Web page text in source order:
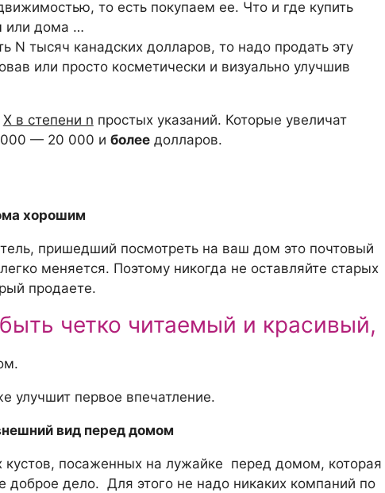
то есть покупаем ее. Что и где купить
или дома …
N тысяч канадских долларов, то надо продать эту
или просто косметически и визуально улучшив
Х в степени n простых указаний. Которые увеличат
000 — 20 000 и болеедолларов.
хорошим
пришедший посмотреть на ваш дом это почтовый
меняется. Поэтому никогда не оставляйте старых
продаете.
четко читаемый и красивый,
улучшит первое впечатление.
вид перед домом
кустов, посаженных на лужайке перед домом, которая
доброе дело. Для этого не надо никаких компаний по